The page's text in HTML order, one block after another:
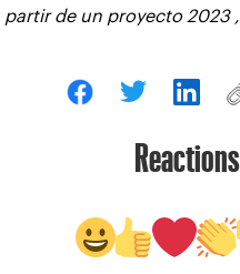
partir de un proyecto 2023 ,
Reactions